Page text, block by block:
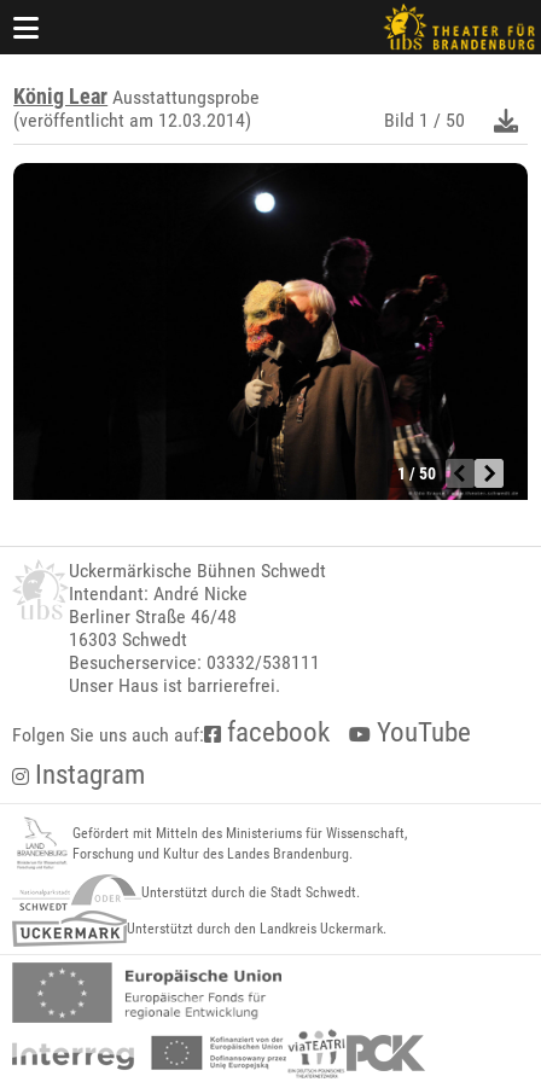
König Lear Ausstattungsprobe
(veröffentlicht am 12.03.2014)
Bild 1 / 50
1 / 50
Uckermärkische Bühnen Schwedt
Intendant: André Nicke
Berliner Straße 46/48
16303 Schwedt
Besucherservice: 03332/538111
Unser Haus ist barrierefrei.
Folgen Sie uns auch auf: facebook
YouTube
Instagram
Gefördert mit Mitteln des Ministeriums für Wissenschaft,
Forschung und Kultur des Landes Brandenburg.
Unterstützt durch die Stadt Schwedt.
Unterstützt durch den Landkreis Uckermark.